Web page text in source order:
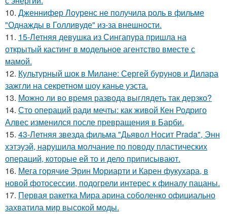
10. Дженнифер Лоуренс не получила роль в фильме
"Однажды в Голливуде" из-за внешности.
11. 15-Летняя девушка из Сингапура пришла на
открытый кастинг в модельное агентство вместе с
мамой.
12. Культурный шок в Милане: Сергей бурунов и Дилара
зажгли на секретном шоу канье уэста.
13. Можно ли во время развода выглядеть так дерзко?
14. Сто операций ради мечты: как живой Кен Родриго
Алвес изменился после превращения в Барби.
15. 43-Летняя звезда фильма "Дьявол Носит Prada", Энн
хэтэуэй, нарушила молчание по поводу пластических
операций, которые ей то и дело приписывают.
16. Мега горячие Эрин Мориарти и Карен фукухара, в
новой фотосессии, подогрели интерес к финалу пацаны.
17. Первая ракетка Мира арина соболенко официально
захватила мир высокой моды.